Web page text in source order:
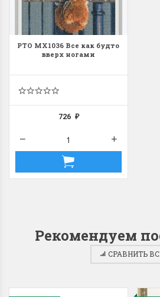
РТО MX1036 Все как будто
вверх ногами
726 ₽
Рекомендуем
СРАВНИТЬ